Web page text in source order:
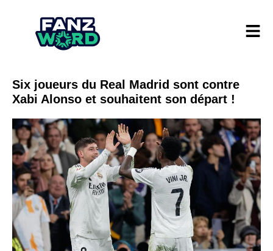
Six joueurs du Real Madrid sont contre
Xabi Alonso et souhaitent son départ !